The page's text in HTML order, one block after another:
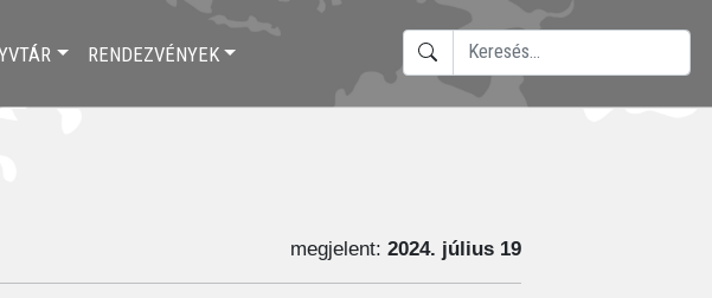
RENDEZVÉNYEK KERESÉS
megjelent: 2024. július 19